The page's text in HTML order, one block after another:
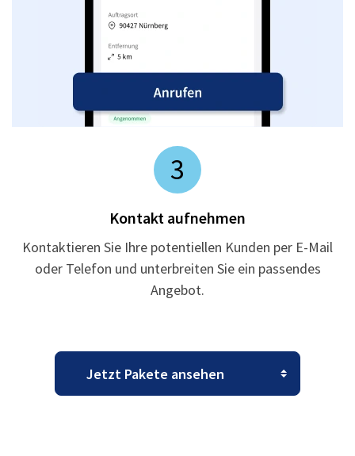
3
Kontakt aufnehmen
Kontaktieren Sie Ihre potentiellen Kunden per E-Mail
oder Telefon und unterbreiten Sie ein passendes
Angebot.